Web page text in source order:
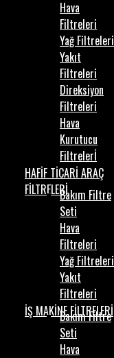
Hava
Filtreleri
Yağ Filtreleri
Yakıt
Filtreleri
Direksiyon
Filtreleri
Hava
Kurutucu
Filtrelerİ
HAFİF TİCARİ ARAÇ
FİLTRELERİBakım Filtre
Seti
Hava
Filtreleri
Yağ Filtreleri
Yakıt
Filtreleri
İŞ MAKİNE FİLTRELERİ
Bakım Filtre
Seti
Hava